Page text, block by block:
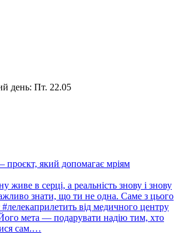
день: Пт. 22.05
проєкт, який допомагає мріям
живе в серці, а реальність знову і знову
знати, що ти не одна. Саме з цього
від медичного центру
мета — подарувати надію тим, хто
сам.…